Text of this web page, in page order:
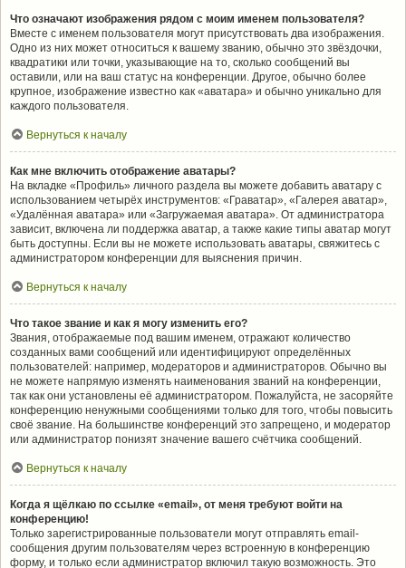
Что означают изображения рядом с моим именем пользователя?
Вместе с именем пользователя могут присутствовать два изображения.
Одно из них может относиться к вашему званию, обычно это звёздочки,
квадратики или точки, указывающие на то, сколько сообщений вы
оставили, или на ваш статус на конференции. Другое, обычно более
крупное, изображение известно как «аватара» и обычно уникально для
каждого пользователя.
Вернуться к началу
Как мне включить отображение аватары?
На вкладке «Профиль» личного раздела вы можете добавить аватару с
использованием четырёх инструментов: «Граватар», «Галерея аватар»,
«Удалённая аватара» или «Загружаемая аватара». От администратора
зависит, включена ли поддержка аватар, а также какие типы аватар могут
быть доступны. Если вы не можете использовать аватары, свяжитесь с
администратором конференции для выяснения причин.
Вернуться к началу
Что такое звание и как я могу изменить его?
Звания, отображаемые под вашим именем, отражают количество
созданных вами сообщений или идентифицируют определённых
пользователей: например, модераторов и администраторов. Обычно вы
не можете напрямую изменять наименования званий на конференции,
так как они установлены её администратором. Пожалуйста, не засоряйте
конференцию ненужными сообщениями только для того, чтобы повысить
своё звание. На большинстве конференций это запрещено, и модератор
или администратор понизят значение вашего счётчика сообщений.
Вернуться к началу
Когда я щёлкаю по ссылке «email», от меня требуют войти на
конференцию!
Только зарегистрированные пользователи могут отправлять email-
сообщения другим пользователям через встроенную в конференцию
форму, и только если администратор включил такую возможность. Это